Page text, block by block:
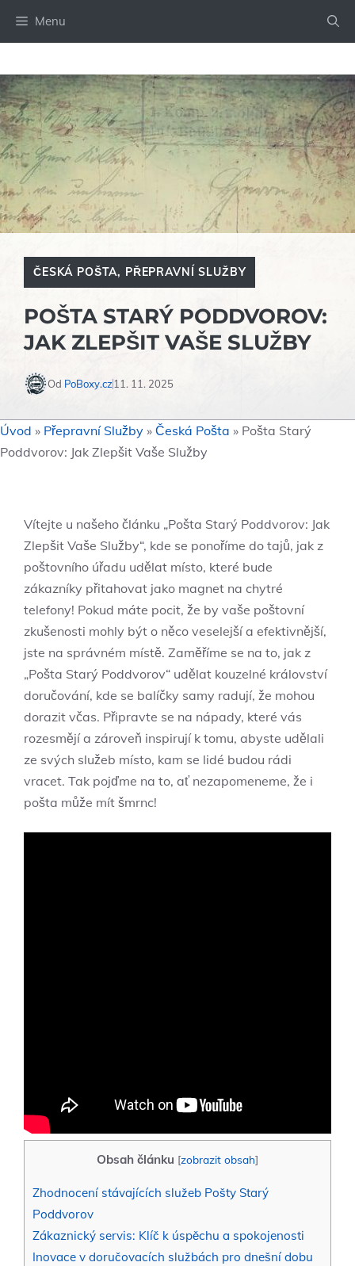
Menu
ČESKÁ POŠTA, PŘEPRAVNÍ SLUŽBY
POŠTA STARÝ PODDVOROV:
JAK ZLEPŠIT VAŠE SLUŽBY
Od PoBoxy.cz 11. 11. 2025
Úvod » Přepravní Služby » Česká Pošta » Pošta Starý
Poddvorov: Jak Zlepšit Vaše Služby
Vítejte u našeho článku „Pošta Starý Poddvorov: Jak
Zlepšit Vaše Služby“, kde se ponoříme do tajů, jak z
poštovního úřadu udělat místo, které bude
zákazníky přitahovat jako magnet na chytré
telefony! Pokud máte pocit, že by vaše poštovní
zkušenosti mohly být o něco veselejší a efektivnější,
jste na správném místě. Zaměříme se na to, jak z
„Pošta Starý Poddvorov“ udělat kouzelné království
doručování, kde se balíčky samy radují, že mohou
dorazit včas. Připravte se na nápady, které vás
rozesmějí a zároveň inspirují k tomu, abyste udělali
ze svých služeb místo, kam se lidé budou rádi
vracet. Tak pojďme na to, ať nezapomeneme, že i
pošta může mít šmrnc!
Obsah článku [zobrazit obsah]
Zhodnocení stávajících služeb Pošty Starý
Poddvorov
Zákaznický servis: Klíč k úspěchu a spokojenosti
Inovace v doručovacích službách pro dnešní dobu